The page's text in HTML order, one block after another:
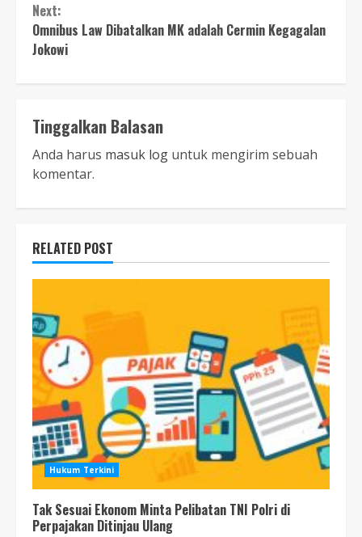
Next:
Omnibus Law Dibatalkan MK adalah Cermin Kegagalan
Jokowi
Tinggalkan Balasan
Anda harus masuk log untuk mengirim sebuah
komentar.
RELATED POST
Hukum Terkini
Tak Sesuai Ekonom Minta Pelibatan TNI Polri di
Perpajakan Ditinjau Ulang